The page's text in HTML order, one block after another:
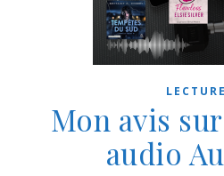
Mon avis
audio